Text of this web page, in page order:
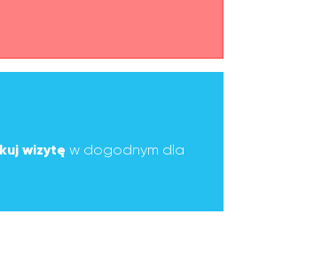
wizytę w dogodnym dla